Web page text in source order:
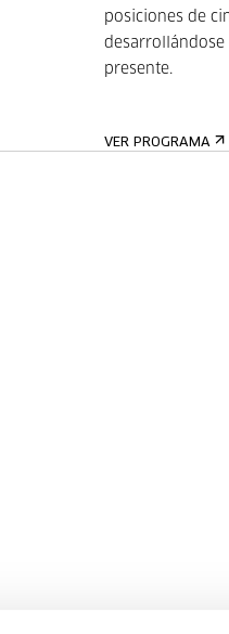
posiciones de
desarrollándose
presente.
VER PROGRAMA